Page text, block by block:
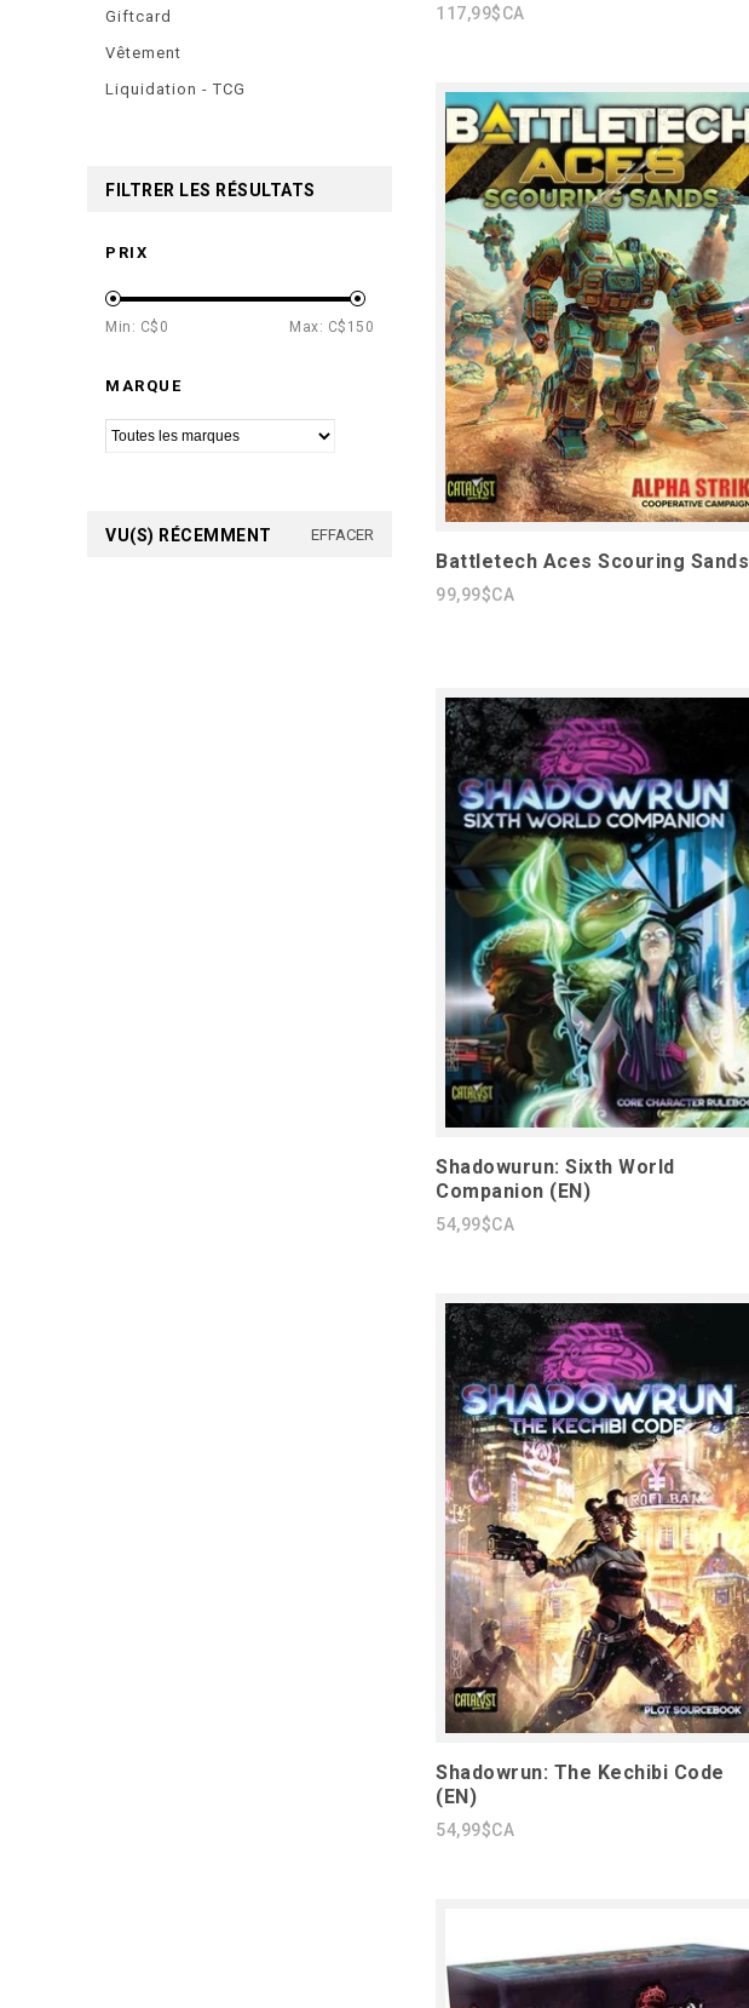
117,99$CA
Battletech Aces Scouring Sands
99,99$CA
Shadowurun: Sixth World
Companion (EN)
54,99$CA
Shadowrun: The Kechibi Code
(EN)
54,99$CA
Giftcard
Vêtement
Liquidation - TCG
FILTRER LES RÉSULTATS
PRIX
Min: C$ 0 Max: C$ 150
MARQUE
VU(S) RÉCEMMENT EFFACER